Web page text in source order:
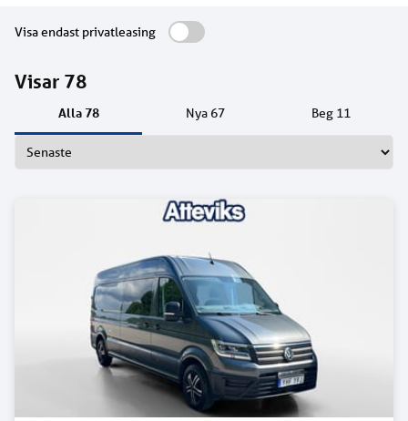
Visa endast privatleasing
Visar 78
Alla 78 Nya 67 Beg 11